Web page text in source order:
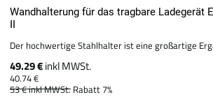
Wandhalterung für das tragbare Ladegerät
II
Der hochwertige Stahlhalter ist eine großartige
49.29 €inkl MWSt.
40.74 €
53 €inkl MWSt. Rabatt 7%